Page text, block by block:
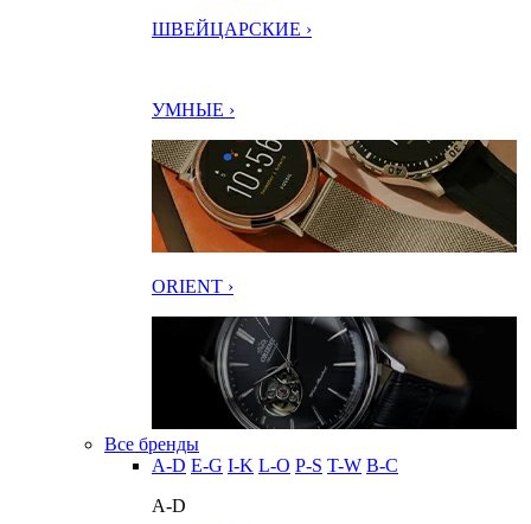
ШВЕЙЦАРСКИЕ ›
УМНЫЕ ›
ORIENT ›
Все бренды
A-D E-G I-K L-O P-S T-W В-С
A-D